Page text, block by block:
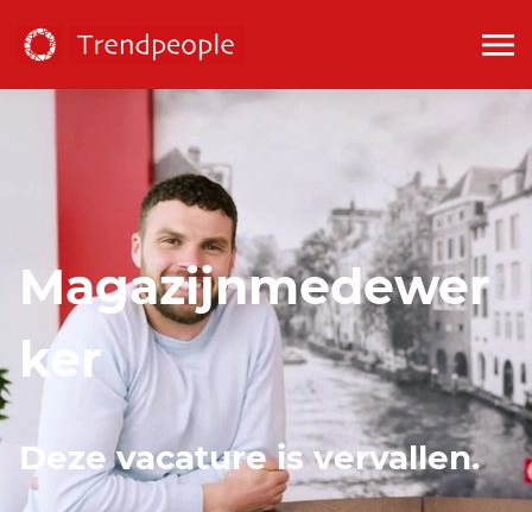
Magazijnmedewer
ker
Deze vacature is vervallen.